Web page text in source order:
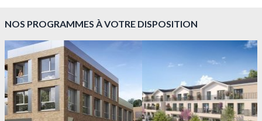
À PARTIR DE 271 400,00 €
NOS PROGRAMMES À VOTRE DISPOSITION